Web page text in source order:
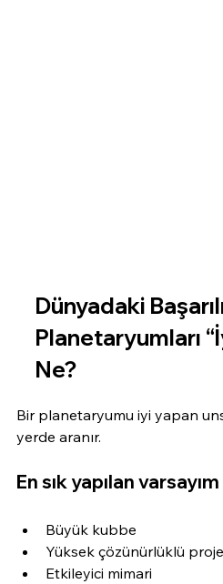
Dünyadaki
Planetaryumları
Ne?
Bir planetaryumu iyi yapan
yerde aranır.
En sık yapılan varsayım
Büyük kubbe
Yüksek çözünürlüklü
Etkileyici mimari